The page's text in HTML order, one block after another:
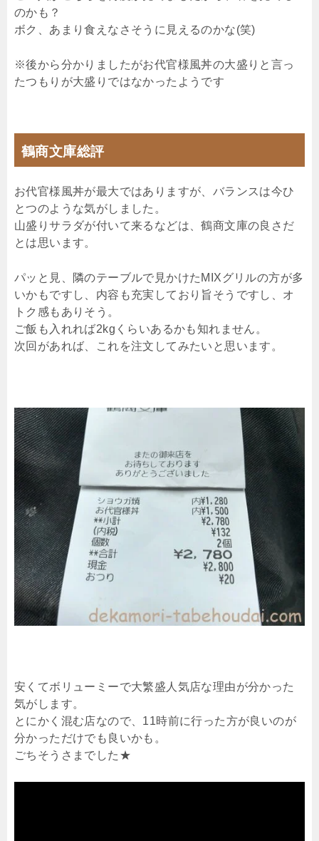
のかも？
ボク、あまり食えなさそうに見えるのかな(笑)
※後から分かりましたがお代官様風丼の大盛りと言っ
たつもりが大盛りではなかったようです
鶴商文庫総評
お代官様風丼が最大ではありますが、バランスは今ひ
とつのような気がしました。
山盛りサラダが付いて来るなどは、鶴商文庫の良さだ
とは思います。
パッと見、隣のテーブルで見かけたMIXグリルの方が多
いかもですし、内容も充実しており旨そうですし、オ
トク感もありそう。
ご飯も入れれば2kgくらいあるかも知れません。
次回があれば、これを注文してみたいと思います。
安くてボリューミーで大繁盛人気店な理由が分かった
気がします。
とにかく混む店なので、11時前に行った方が良いのが
分かっただけでも良いかも。
ごちそうさまでした★